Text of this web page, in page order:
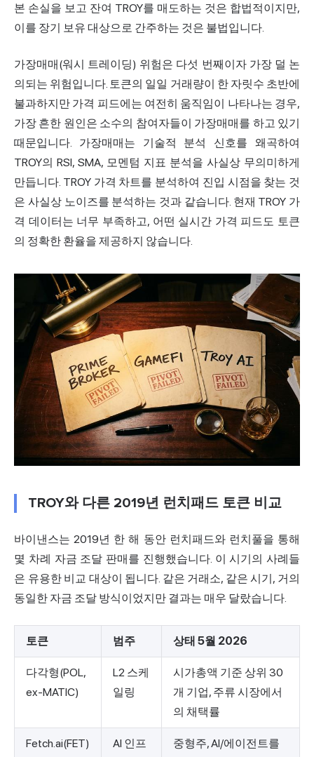
본 손실을 보고 잔여 TROY를 매도하는 것은 합법적이지만,
이를 장기 보유 대상으로 간주하는 것은 불법입니다.
가장매매(워시 트레이딩) 위험은 다섯 번째이자 가장 덜 논
의되는 위험입니다. 토큰의 일일 거래량이 한 자릿수 초반에
불과하지만 가격 피드에는 여전히 움직임이 나타나는 경우,
가장 흔한 원인은 소수의 참여자들이 가장매매를 하고 있기
때문입니다. 가장매매는 기술적 분석 신호를 왜곡하여
TROY의 RSI, SMA, 모멘텀 지표 분석을 사실상 무의미하게
만듭니다. TROY 가격 차트를 분석하여 진입 시점을 찾는 것
은 사실상 노이즈를 분석하는 것과 같습니다. 현재 TROY 가
격 데이터는 너무 부족하고, 어떤 실시간 가격 피드도 토큰
의 정확한 환율을 제공하지 않습니다.
TROY와 다른 2019년 런치패드 토큰 비교
바이낸스는 2019년 한 해 동안 런치패드와 런치풀을 통해
몇 차례 자금 조달 판매를 진행했습니다. 이 시기의 사례들
은 유용한 비교 대상이 됩니다. 같은 거래소, 같은 시기, 거의
동일한 자금 조달 방식이었지만 결과는 매우 달랐습니다.
토큰 범주 상태 5월 2026
다각형(POL,
ex-MATIC)
L2 스케
일링
시가총액 기준 상위 30
개 기업, 주류 시장에서
의 채택률
Fetch.ai(FET)
AI 인프
중형주, AI/에이전트를